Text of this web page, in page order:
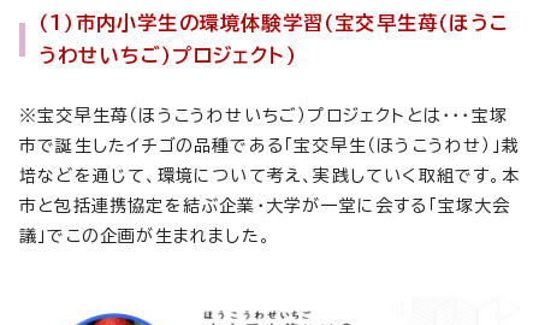
（1）市内小学生の環境体験学習（宝交早生苺（ほうこ
うわせいちご）プロジェクト）
※宝交早生苺（ほうこうわせいちご）プロジェクトとは・・・宝塚
市で誕生したイチゴの品種である「宝交早生（ほうこうわせ）」栽
培などを通じて、環境について考え、実践していく取組です。本
市と包括連携協定を結ぶ企業・大学が一堂に会する「宝塚大会
議」でこの企画が生まれました。